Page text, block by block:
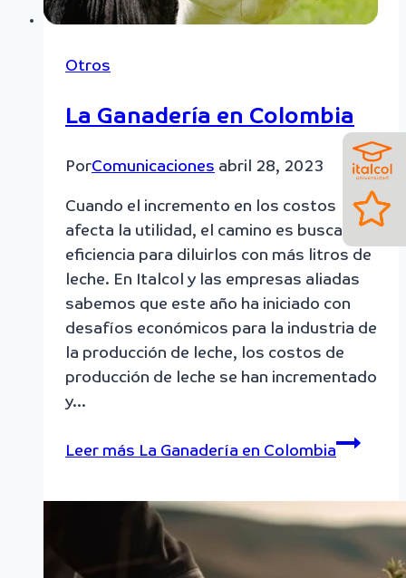
Otros
La Ganadería en Colombia
PorComunicaciones abril 28, 2023
Cuando el incremento en los costos
afecta la utilidad, el camino es buscar la
eficiencia para diluirlos con más litros de
leche. En Italcol y las empresas aliadas
sabemos que este año ha iniciado con
desafíos económicos para la industria de
la producción de leche, los costos de
producción de leche se han incrementado
y…
Leer más La Ganadería en Colombia